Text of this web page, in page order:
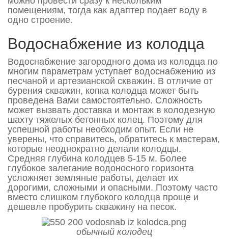
помещениям, тогда как адаптер подает воду в
одно строение.
Водоснабжение из колодца
Водоснабжение загородного дома из колодца по
многим параметрам уступает водоснабжению из
песчаной и артезианской скважин. В отличие от
бурения скважин, копка колодца может быть
проведена Вами самостоятельно. Сложность
может вызвать доставка и монтаж в колодезную
шахту тяжелых бетонных колец. Поэтому для
успешной работы необходим опыт. Если не
уверены, что справитесь, обратитесь к мастерам,
которые неоднократно делали колодцы.
Средняя глубина колодцев 5-15 м. Более
глубокое залегание водоносного горизонта
усложняет земляные работы, делает их
дорогими, сложными и опасными. Поэтому часто
вместо слишком глубокого колодца проще и
дешевле пробурить скважину на песок.
обычный колодец